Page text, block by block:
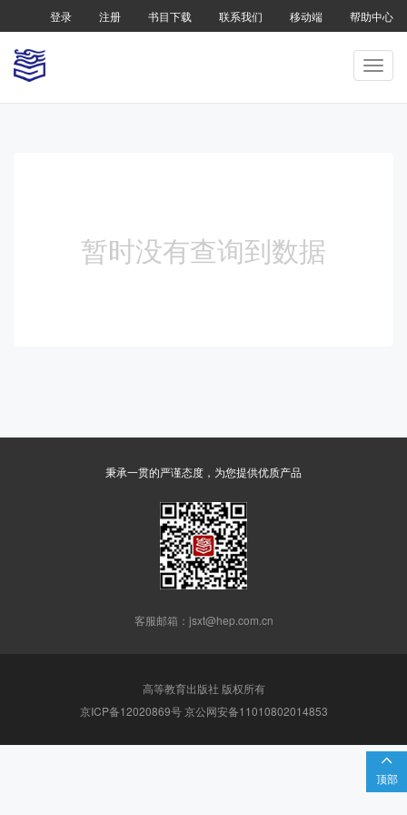
登录 注册 书目下载 联系我们 移动端 帮助中心

顶部
暂时没有查询到数据
秉承一贯的严谨态度，为您提供优质产品
客服邮箱：jsxt@hep.com.cn
高等教育出版社 版权所有
京ICP备12020869号 京公网安备11010802014853